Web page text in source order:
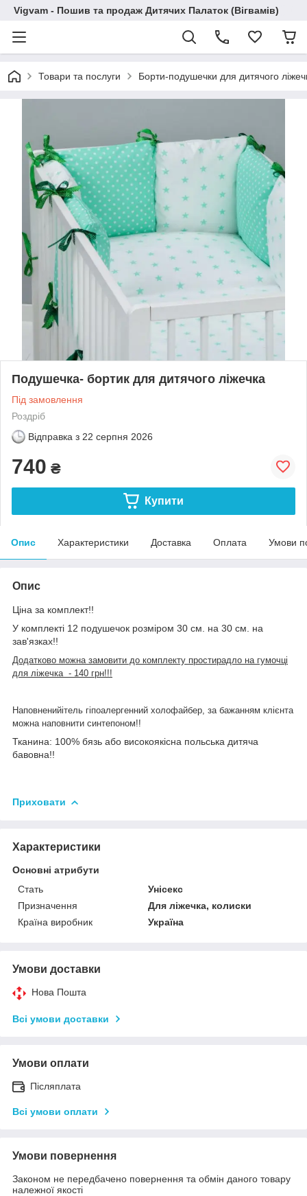
Vigvam - Пошив та продаж Дитячих Палаток (Вігвамів)
Товари та послуги Борти-подушечки для дитячого
Подушечка- бортик для дитячого ліжечка
Під замовлення
Роздріб
Відправка з 22 серпня 2026
740 ₴
Купити
Опис Характеристики Доставка Оплата Умови
Опис
Ціна за комплект!!
У комплекті 12 подушечок розміром 30 см. на 30 см. на
зав'язках!!
Додатково можна замовити до комплекту простирадло на гумочці
для ліжечка - 140 грн!!!
Наповненийітель гіпоалергенний холофайбер, за бажанням клієнта
можна наповнити синтепоном!!
Тканина: 100% бязь або високоякісна польська дитяча
бавовна!!
Приховати
Характеристики
Основні атрибути
Стать
Унісекс
Призначення
Для ліжечка, колиски
Країна виробник
Україна
Умови доставки
Нова Пошта
Всі умови доставки
Умови оплати
Післяплата
Всі умови оплати
Умови повернення
Законом не передбачено повернення та обмін даного товару
належної якості